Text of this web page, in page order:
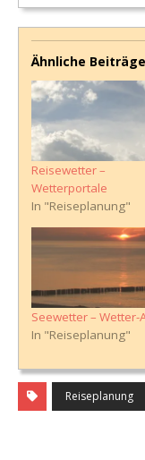
Ähnliche Beiträge
Reisewetter –
Wetterportale
In "Reiseplanung"
Seewetter – Wetter-
In "Reiseplanung"
Reiseplanung